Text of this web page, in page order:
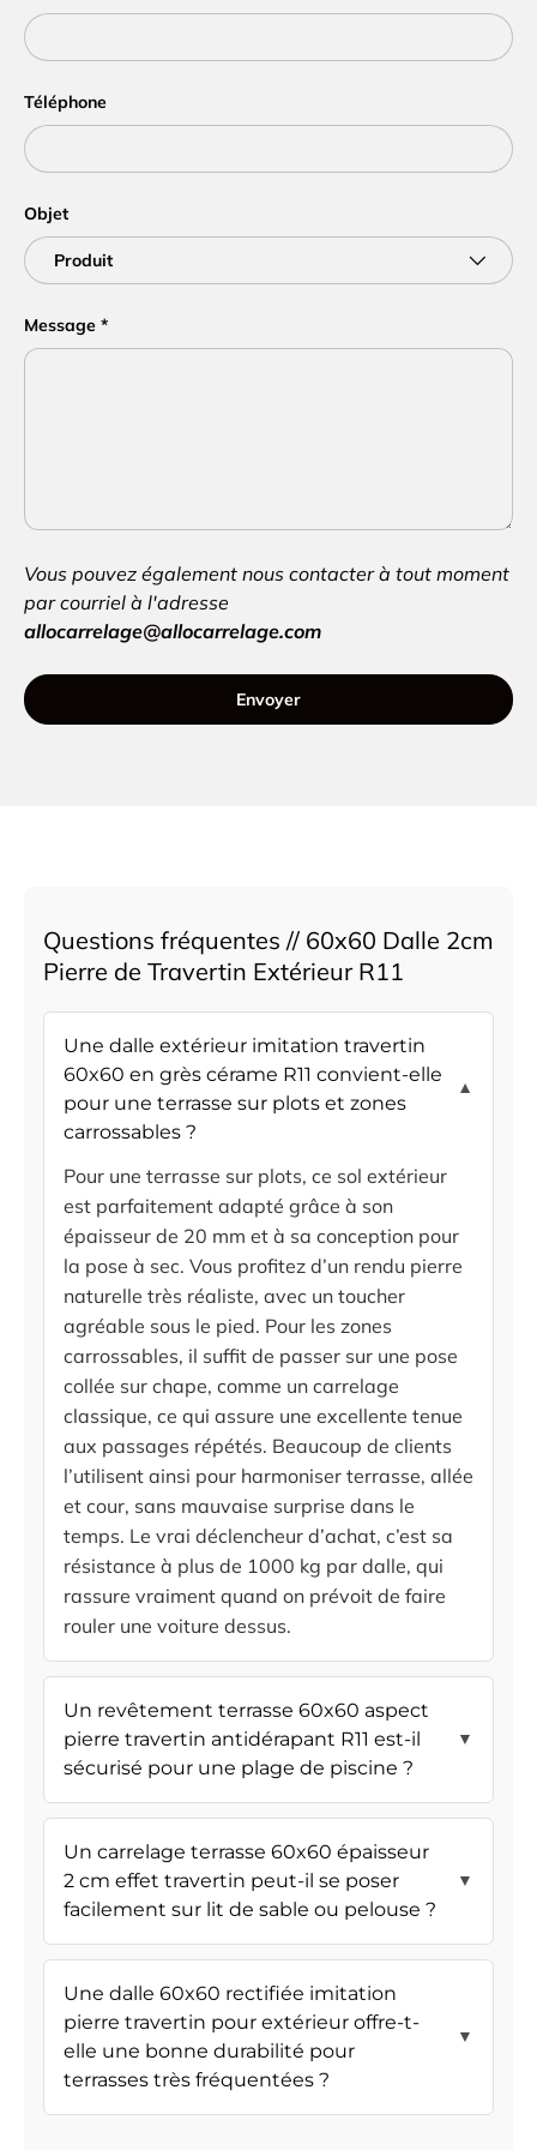
Téléphone
Objet
Message
Vous pouvez également nous contacter à tout moment
par courriel à l'adresse
allocarrelage@allocarrelage.com
Envoyer
Questions fréquentes // 60x60 Dalle 2cm
Pierre de Travertin Extérieur R11
Une dalle extérieur imitation travertin
60x60 en grès cérame R11 convient-elle
pour une terrasse sur plots et zones
carrossables ?
▼
Pour une terrasse sur plots, ce sol extérieur
est parfaitement adapté grâce à son
épaisseur de 20 mm et à sa conception pour
la pose à sec. Vous profitez d’un rendu pierre
naturelle très réaliste, avec un toucher
agréable sous le pied. Pour les zones
carrossables, il suffit de passer sur une pose
collée sur chape, comme un carrelage
classique, ce qui assure une excellente tenue
aux passages répétés. Beaucoup de clients
l’utilisent ainsi pour harmoniser terrasse, allée
et cour, sans mauvaise surprise dans le
temps. Le vrai déclencheur d’achat, c’est sa
résistance à plus de 1000 kg par dalle, qui
rassure vraiment quand on prévoit de faire
rouler une voiture dessus.
Un revêtement terrasse 60x60 aspect
pierre travertin antidérapant R11 est-il
sécurisé pour une plage de piscine ?
▼
Un carrelage terrasse 60x60 épaisseur
2 cm effet travertin peut-il se poser
facilement sur lit de sable ou pelouse ?
▼
Une dalle 60x60 rectifiée imitation
pierre travertin pour extérieur offre-t-
elle une bonne durabilité pour
terrasses très fréquentées ?
▼